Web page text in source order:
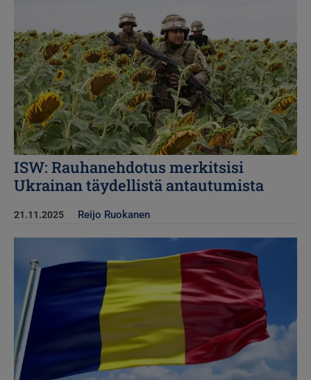
ISW: Rauhanehdotus merkitsisi
Ukrainan täydellistä antautumista
21.11.2025 Reijo Ruokanen